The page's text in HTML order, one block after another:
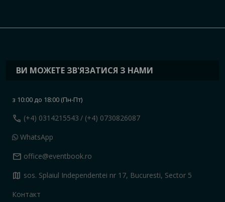
ВИ МОЖЕТЕ ЗВ'ЯЗАТИСЯ З НАМИ
з 10:00 до 18:00 (Пн-Пт)
call (+4) 0314215543 / (+4) 0730826087
WhatsApp
mail office@eventbook.ro
map sos. Splaiul Independentei nr 17, Bucuresti, Sector 5
Контакт